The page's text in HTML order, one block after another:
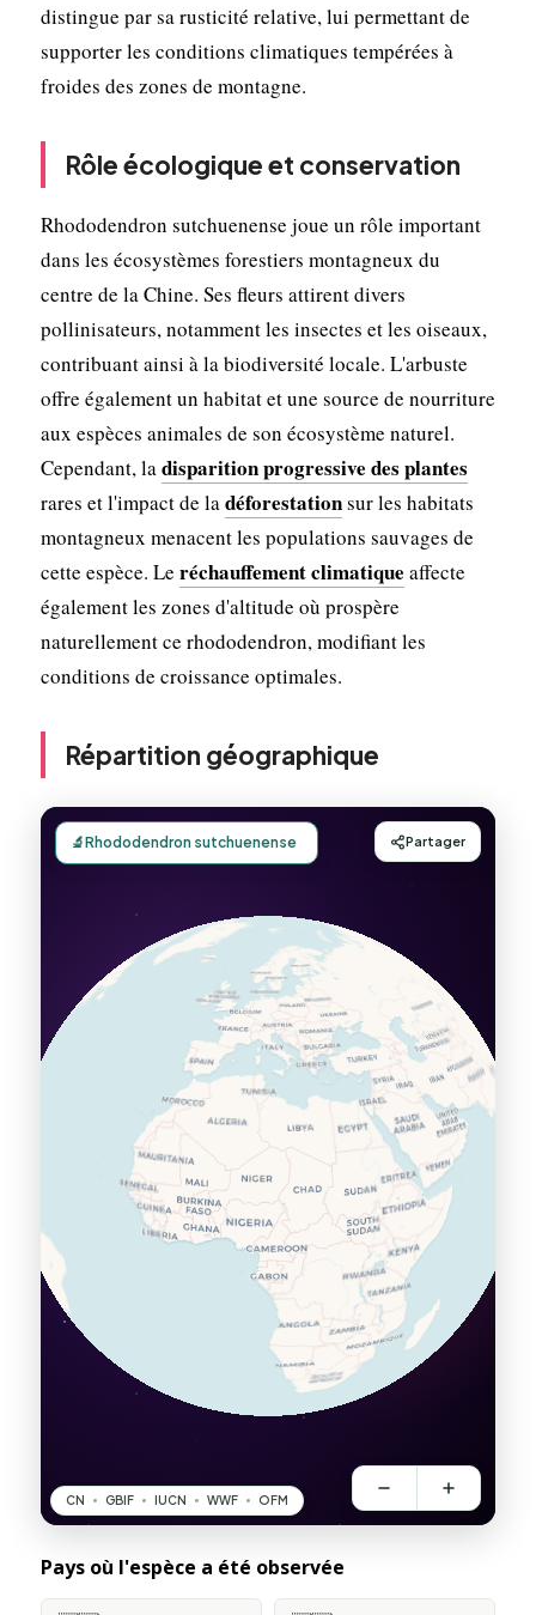
distingue par sa rusticité relative, lui permettant de
supporter les conditions climatiques tempérées à
froides des zones de montagne.
Rôle écologique et conservation
Rhododendron sutchuenense joue un rôle important
dans les écosystèmes forestiers montagneux du
centre de la Chine. Ses fleurs attirent divers
pollinisateurs, notamment les insectes et les oiseaux,
contribuant ainsi à la biodiversité locale. L'arbuste
offre également un habitat et une source de nourriture
aux espèces animales de son écosystème naturel.
Cependant, ladisparition progressive des plantes
rares et l'impact de ladéforestationsur les habitats
montagneux menacent les populations sauvages de
cette espèce. Le réchauffement climatique affecte
également les zones d'altitude où prospère
naturellement ce rhododendron, modifiant les
conditions de croissance optimales.
Répartition géographique
Pays où l'espèce a été observée